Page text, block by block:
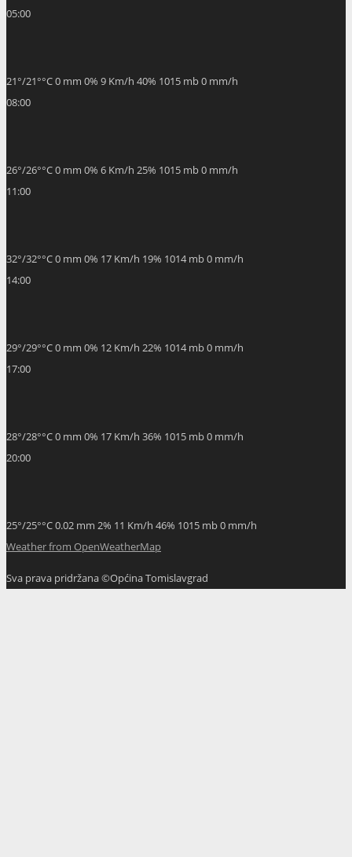
05:00
21°/21°°C0 mm 0% 9 Km/h 40% 1015 mb0 mm/h
08:00
26°/26°°C0 mm 0% 6 Km/h 25% 1015 mb0 mm/h
11:00
32°/32°°C0 mm 0% 17 Km/h 19% 1014 mb0 mm/h
14:00
29°/29°°C0 mm 0% 12 Km/h 22% 1014 mb0 mm/h
17:00
28°/28°°C0 mm 0% 17 Km/h 36% 1015 mb0 mm/h
20:00
25°/25°°C0.02 mm 2% 11 Km/h 46% 1015 mb0 mm/h
Weather from OpenWeatherMap
Sva prava pridržana ©Općina Tomislavgrad